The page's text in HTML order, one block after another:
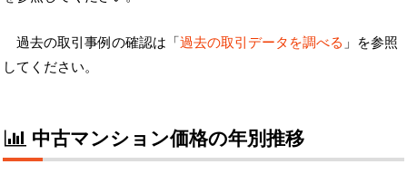
過去の取引事例の確認は「過去の取引データを調べる 」を参照
してください。
中古マンション価格の年別推移